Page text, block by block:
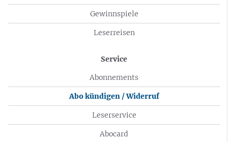
Gewinnspiele
Leserreisen
Service
Abonnements
Abo kündigen / Widerruf
Leserservice
Abocard